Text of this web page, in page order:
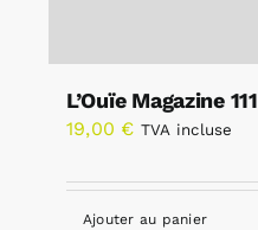
L’Ouïe Magazine 111
19,00 € TVA incluse
Ajouter au panier